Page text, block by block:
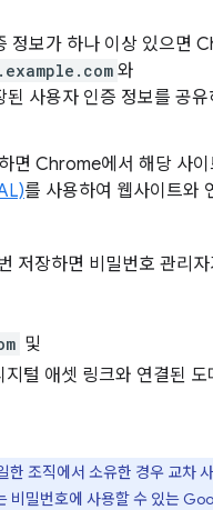
정보가 하나 이상 있으면
와
사용자 인증 정보를 공유
면 Chrome에서 해당 사이
를 사용하여 웹사이트와
저장하면 비밀번호 관리
및
털 애셋 링크와 연결된 도
한 조직에서 소유한 경우 교차
비밀번호에 사용할 수 있는